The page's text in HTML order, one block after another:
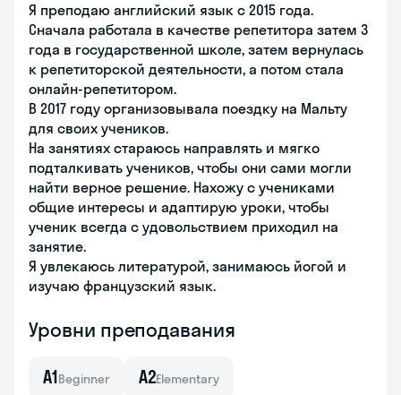
Я преподаю английский язык с 2015 года.
Сначала работала в качестве репетитора затем 3
года в государственной школе, затем вернулась
к репетиторской деятельности, а потом стала
онлайн-репетитором.
В 2017 году организовывала поездку на Мальту
для своих учеников.
На занятиях стараюсь направлять и мягко
подталкивать учеников, чтобы они сами могли
найти верное решение. Нахожу с учениками
общие интересы и адаптирую уроки, чтобы
ученик всегда с удовольствием приходил на
занятие.
Я увлекаюсь литературой, занимаюсь йогой и
изучаю французский язык.
Уровни преподавания
A1Beginner A2Elementary